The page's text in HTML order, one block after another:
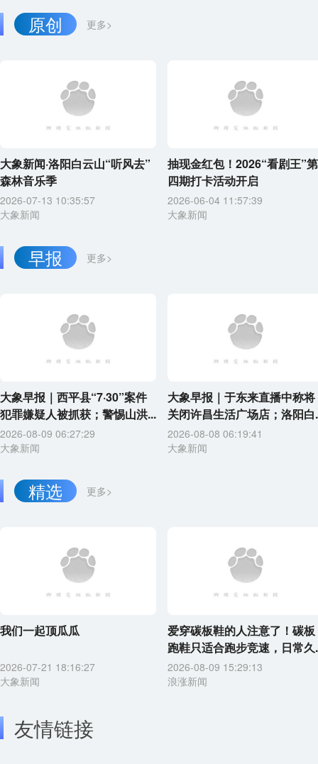
更多>
原创
大象新闻·洛阳白云山“听风去”
森林音乐季
2026-07-13 10:35:57
大象新闻
抽现金红包！2026“看剧王”第
四期打卡活动开启
2026-06-04 11:57:39
大象新闻
更多>
早报
大象早报｜西平县“7·30”案件
犯罪嫌疑人被抓获；警惕山洪...
2026-08-09 06:27:29
大象新闻
大象早报｜于东来直播中称将
关闭许昌生活广场店；洛阳白
2026-08-08 06:19:41
大象新闻
更多>
精选
我们一起顶瓜瓜
2026-07-21 18:16:27
大象新闻
爱穿碳板鞋的人注意了！碳板
跑鞋只适合跑步竞速，日常久
2026-08-09 15:29:13
浪涨新闻
友情链接